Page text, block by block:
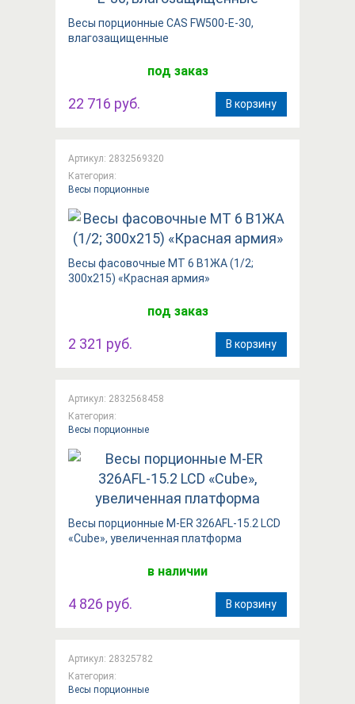
Весы порционные CAS FW500-E-30,
влагозащищенные
под заказ
22 716 руб. В корзину
Артикул: 2832569320
Категория:
Весы порционные
Весы фасовочные МТ 6 В1ЖА (1/2;
300x215) «Красная армия»
под заказ
2 321 руб. В корзину
Артикул: 2832568458
Категория:
Весы порционные
Весы порционные M-ER 326AFL-15.2 LCD
«Cube», увеличенная платформа
в наличии
4 826 руб. В корзину
Артикул: 28325782
Категория:
Весы порционные